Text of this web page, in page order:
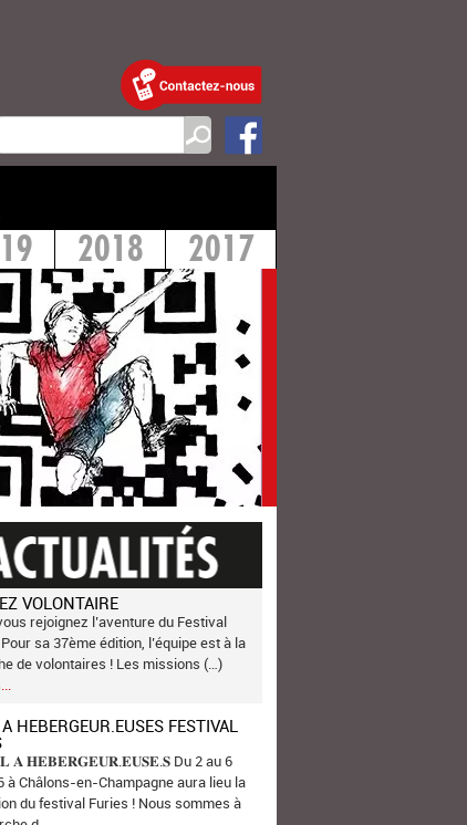
2018
2017
VOLONTAIRE
rejoignez l’aventure du Festival
sa 37ème édition, l’équipe est à la
de volontaires ! Les missions (…)
HEBERGEUR.EUSES FESTIVAL
𝐀 𝐇𝐄𝐁𝐄𝐑𝐆𝐄𝐔𝐑.𝐄𝐔𝐒𝐄.𝐒 Du 2 au 6
à Châlons-en-Champagne aura lieu la
du festival Furies ! Nous sommes à